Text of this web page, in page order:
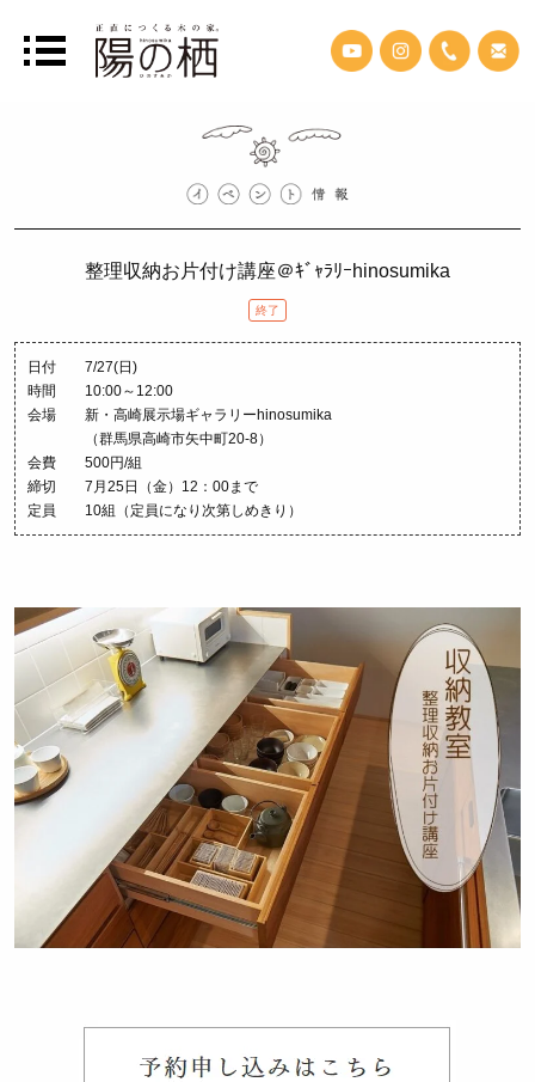
整理収納お片付け講座＠ｷﾞｬﾗﾘｰhinosumika
終了
日付
7/27(日)
時間
10:00～12:00
会場
新・高崎展示場ギャラリーhinosumika
（群馬県高崎市矢中町20-8）
会費 500円/組
締切 7月25日（金）12：00まで
定員 10組（定員になり次第しめきり）